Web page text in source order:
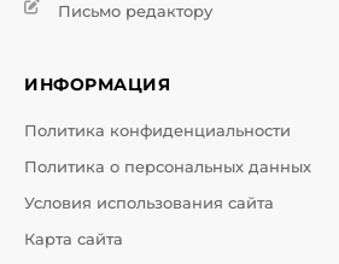
Письмо редактору
ИНФОРМАЦИЯ
Политика конфиденциальности
Политика о персональных данных
Условия использования сайта
Карта сайта